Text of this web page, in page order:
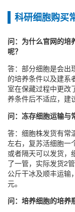
科研细胞购买
问：为什么官网的培
呢？
答：部分细胞是会出
的培养条件以及建系
室在保藏过程中更改
养条件后不适应，建
问：冻存细胞运输与
答：细胞株发货有常
左右，复苏活细胞一
或者隔天可以发货，
了一管，实际发货2
公斤干冰及顺丰运输
元。
问：培养细胞的培养